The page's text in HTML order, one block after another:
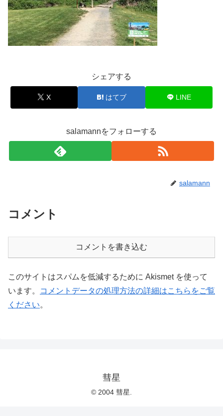
シェアする
X はてブ LINE
salamannをフォローする
salamann
コメント
コメントを書き込む
このサイトはスパムを低減するために Akismet を使って
います。
コメントデータの処理方法の詳細はこちらをご覧
ください。
彗星
© 2004 彗星.